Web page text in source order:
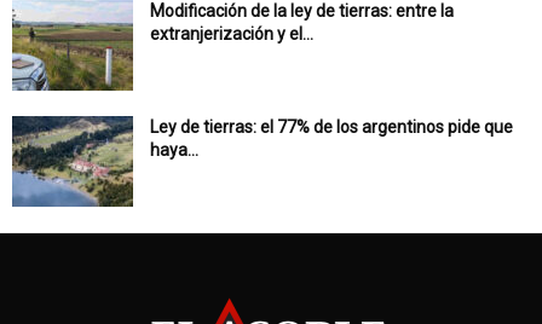
Modificación de la ley de tierras: entre la
extranjerización y el...
Ley de tierras: el 77% de los argentinos pide que
haya...